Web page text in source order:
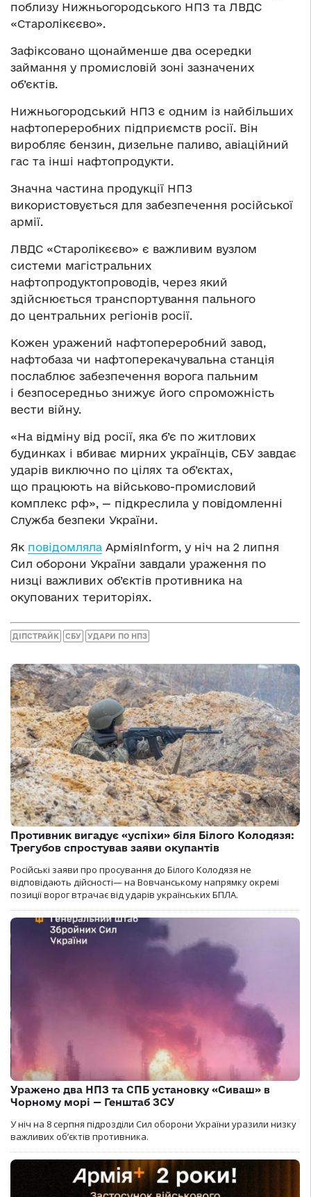
поблизу Нижньогородського НПЗ та ЛВДС
«Старолікєєво».
Зафіксовано щонайменше два осередки
займання у промисловій зоні зазначених
об’єктів.
Нижньогородський НПЗ є одним із найбільших
нафтопереробних підприємств росії. Він
виробляє бензин, дизельне паливо, авіаційний
гас та інші нафтопродукти.
Значна частина продукції НПЗ
використовується для забезпечення російської
армії.
ЛВДС «Старолікєєво» є важливим вузлом
системи магістральних
нафтопродуктопроводів, через який
здійснюється транспортування пального
до центральних регіонів росії.
Кожен уражений нафтопереробний завод,
нафтобаза чи нафтоперекачувальна станція
послаблює забезпечення ворога пальним
і безпосередньо знижує його спроможність
вести війну.
«На відміну від росії, яка б’є по житлових
будинках і вбиває мирних українців, СБУ завдає
ударів виключно по цілях та об’єктах,
що працюють на військово-промисловий
комплекс рф», — підкреслила у повідомленні
Служба безпеки України.
Як повідомляла АрміяInform, у ніч на 2 липня
Сил оборони України завдали ураження по
низці важливих об’єктів противника на
окупованих територіях.
ДІПСТРАЙК СБУ УДАРИ ПО НПЗ
Противник вигадує «успіхи» біля Білого Колодязя:
Трегубов спростував заяви окупантів
Російські заяви про просування до Білого Колодязя не
відповідають дійсності— на Вовчанському напрямку окремі
позиції ворог втрачає від ударів українських БПЛА.
Уражено два НПЗ та СПБ установку «Сиваш» в
Чорному морі — Генштаб ЗСУ
У ніч на 8 серпня підрозділи Сил оборони України уразили низку
важливих об’єктів противника.